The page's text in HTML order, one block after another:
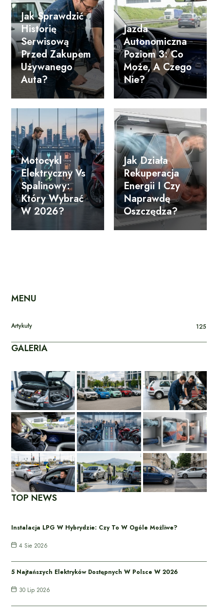
Jak Sprawdzić
Historię
Serwisową
Przed Zakupem
Używanego
Auta?
Jazda
Autonomiczna
Poziom 3: Co
Może, A Czego
Nie?
Motocykl
Elektryczny Vs
Spalinowy:
Który Wybrać
W 2026?
Jak Działa
Rekuperacja
Energii I Czy
Naprawdę
Oszczędza?
MENU
Artykuły 125
GALERIA
TOP NEWS
Instalacja LPG W Hybrydzie: Czy To W Ogóle Możliwe?
4 Sie 2026
5 Najtańszych Elektryków Dostępnych W Polsce W 2026
30 Lip 2026